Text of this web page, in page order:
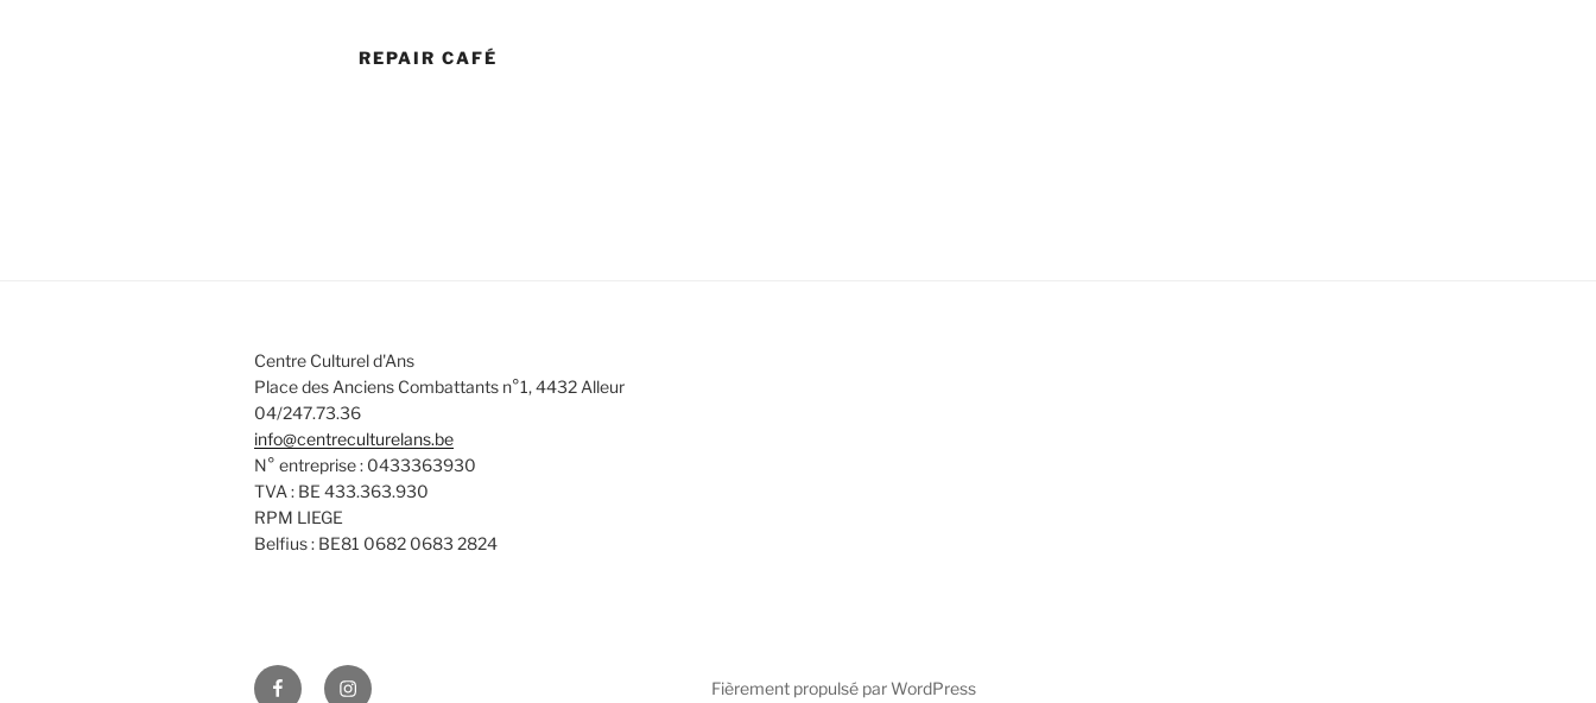
REPAIR CAFÉ
Centre Culturel d'Ans
Place des Anciens Combattants n°1, 4432 Alleur
04/247.73.36
info@centreculturelans.be
N° entreprise : 0433363930
TVA : BE 433.363.930
RPM LIEGE
Belfius : BE81 0682 0683 2824
FacebookInstagram Fièrement propulsé par WordPress